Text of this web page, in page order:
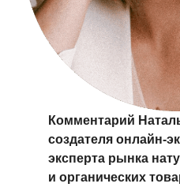
Комментарий
создателя онлайн-
эксперта рынка
и органических